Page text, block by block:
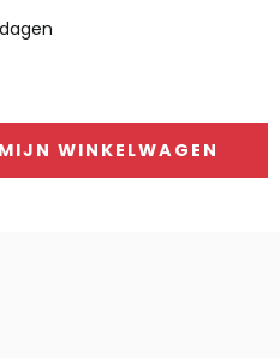
WINKELWAGEN